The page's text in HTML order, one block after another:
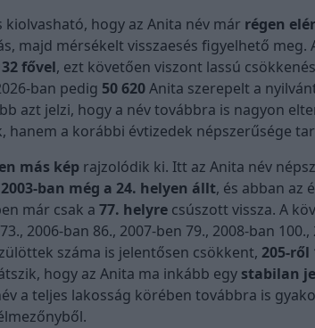
hogy az Anita név már régen
majd mérsékelt visszaesés figyelhető meg.
fővel, ezt követően viszont lassú
ban pedig 50 620Anita szerepelt a
azt jelzi, hogy a név továbbra is nagyon
hanem a korábbi évtizedek népszerűsége
más kép rajzolódik ki. Itt az Anita név
2003-ban még a 24. helyen állt, és abban az
már csak a 77. helyre csúszott vissza. A
2006-ban 86., 2007-ben 79., 2008-ban 100.,
száma is jelentősen csökkent, 205-ről
hogy az Anita ma inkább egy stabilan
a teljes lakosság körében továbbra is